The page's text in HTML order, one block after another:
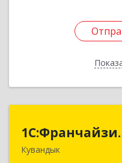
Кувандык
462220,